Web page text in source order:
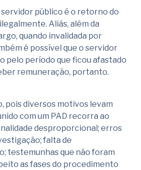
público é o retorno do
Aliás, além da
quando invalidada por
é possível que o servidor
pelo período que ficou afastado
remuneração, portanto.
pois diversos motivos levam
com um PAD recorra ao
desproporcional; erros
falta de
testemunhas que não foram
as fases do procedimento